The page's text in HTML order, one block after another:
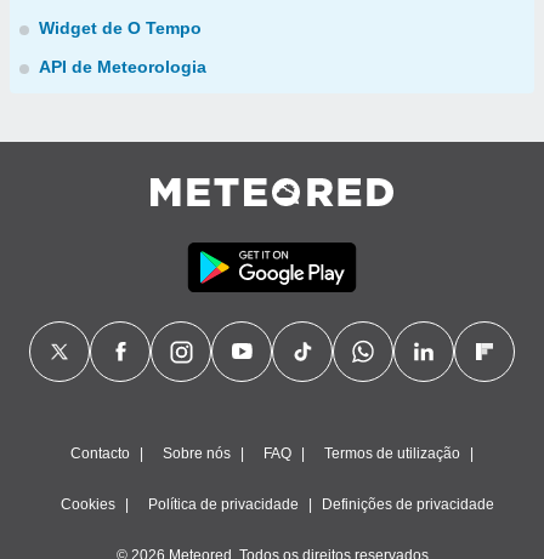
Widget de O Tempo
API de Meteorologia
Contacto Sobre nós FAQ Termos de utilização
Cookies Política de privacidade Definições de privacidade
© 2026 Meteored. Todos os direitos reservados